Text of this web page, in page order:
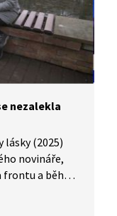
nezalekla
(2025)
novináře,
a během